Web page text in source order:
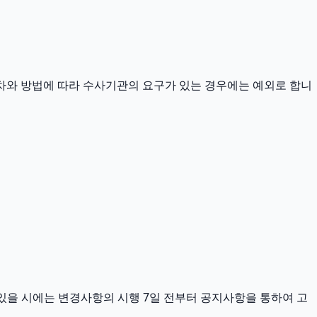
방법에 따라 수사기관의 요구가 있는 경우에는 예외로 합니
시에는 변경사항의 시행 7일 전부터 공지사항을 통하여 고